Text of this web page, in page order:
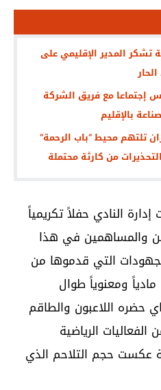
تشكر المدير الإقليمي على
إجتماعا مع فريق الشركة
بالإقليم
تلتهم محيط “باب الرحمة”
من كارثة محتملة
النادي حفلاً تكريمياً
والمساهمين في هذا
التي قدموها من
ومعنوياً طوال
اللاعبون والطاقم
الرياضية
عكست حجم التلاحم الذي